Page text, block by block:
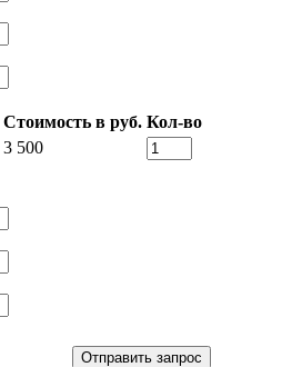
Стоимость в руб. Кол-во
3 500
Отправить запрос